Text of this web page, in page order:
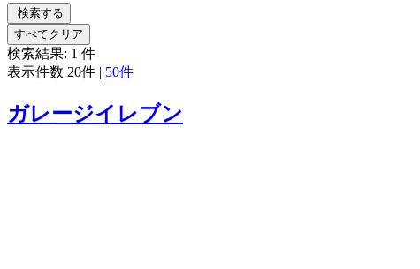
検索する
すべてクリア
検索結果: 1 件
表示件数 20件 | 50件
ガレージイレブン